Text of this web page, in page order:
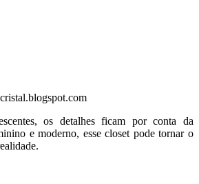
os detalhes ficam por conta da
e moderno, esse closet pode tornar o